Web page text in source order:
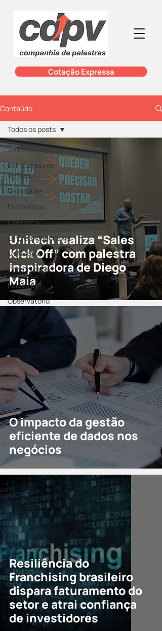
Cotação Expressa
Conteúdo
Todos os posts
Estratégias de
Vendas
Destaques
Entrevistas
Liderança
Empreendedorismo
Motivação
Comunicação
Palestras
Observatório
Todos os posts
Unitech realiza “Sales
Kick Off” com palestra
inspiradora de Diego
Maia
O impacto da gestão
eficiente de dados nos
negócios
Resiliência do
Franchising brasileiro
dispara faturamento do
setor e atrai confiança
de investidores